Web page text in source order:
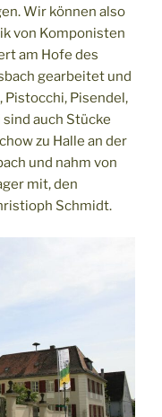
Wir können also
von Komponisten
am Hofe des
gearbeitet und
Pistocchi, Pisendel,
auch Stücke
zu Halle an der
und nahm von
mit, den
Schmidt.